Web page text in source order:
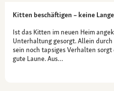
Kitten beschäftigen – keine
Ist das Kitten im neuen Heim
Unterhaltung gesorgt. Allein
sein noch tapsiges Verhalten
gute Laune. Aus…